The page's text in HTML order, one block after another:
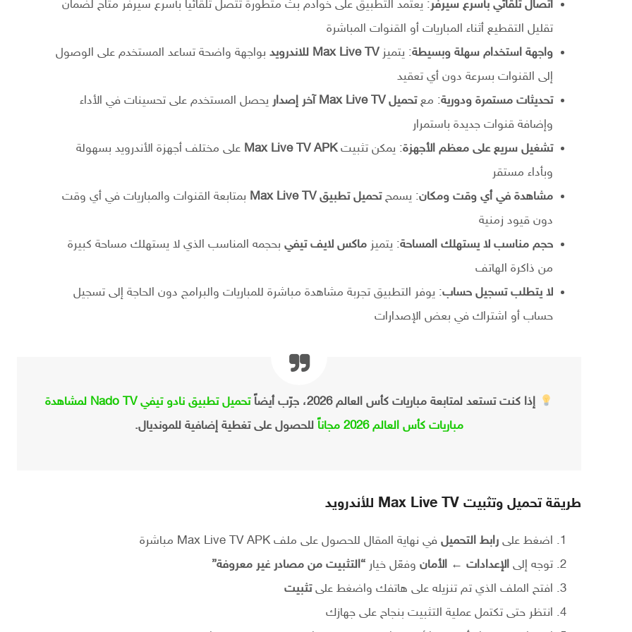
اتصال تلقائي بأسرع سيرفر: يعتمد التطبيق على خوادم بث متطورة تتصل تلقائياً بأسرع سيرفر متاح لضمان
تقليل التقطيع أثناء المباريات أو القنوات المباشرة
واجهة استخدام سهلة وبسيطة: يتميزMax Live TV للاندرويد
بواجهة واضحة تساعد المستخدم على الوصول
إلى القنوات بسرعة دون أي تعقيد
تحديثات مستمرة ودورية: معتحميل Max Live TV آخر إصدار
يحصل المستخدم على تحسينات في الأداء
وإضافة قنوات جديدة باستمرار
تشغيل سريع على معظم الأجهزة: يمكن تثبيتMax Live TV APK على مختلف أجهزة الأندرويد بسهولة
وبأداء مستقر
مشاهدة في أي وقت ومكان: يسمحتحميل تطبيق Max Live TV
بمتابعة القنوات والمباريات في أي وقت
دون قيود زمنية
حجم مناسب لا يستهلك المساحة: يتميز ماكس لايف تيفي بحجمه المناسب الذي لا يستهلك مساحة كبيرة
من ذاكرة الهاتف
لا يتطلب تسجيل حساب: يوفر التطبيق تجربة مشاهدة مباشرة للمباريات والبرامج دون الحاجة إلى تسجيل
حساب أو اشتراك في بعض الإصدارات
إذا كنت تستعد لمتابعة مباريات كأس العالم 2026، جرّب أيضاً
تحميل تطبيق نادو تيفي Nado TV لمشاهدة
مباريات كأس العالم 2026 مجاناً
للحصول على تغطية إضافية للمونديال.
طريقة تحميل وتثبيت Max Live TV للأندرويد
اضغط على رابط التحميل في نهاية المقال للحصول على ملف Max Live TV APK مباشرة
توجه إلى الإعدادات ← الأمان وفعّل خيار “التثبيت من مصادر غير معروفة”
افتح الملف الذي تم تنزيله على هاتفك واضغط علىتثبيت
انتظر حتى تكتمل عملية التثبيت بنجاح على جهازك